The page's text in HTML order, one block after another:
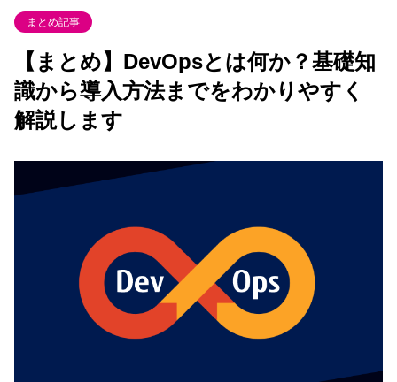
まとめ記事
【まとめ】DevOpsとは何か？基礎知
識から導入方法までをわかりやすく
解説します